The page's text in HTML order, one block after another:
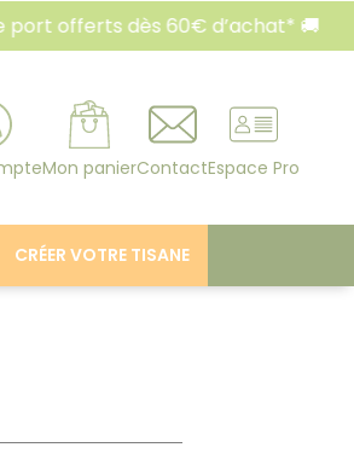
dès 60€ d’achat* 🚚
Mon panierContactEspace Pro
CRÉER VOTRE TISANE